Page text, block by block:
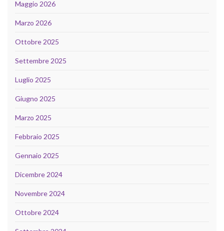
Maggio 2026
Marzo 2026
Ottobre 2025
Settembre 2025
Luglio 2025
Giugno 2025
Marzo 2025
Febbraio 2025
Gennaio 2025
Dicembre 2024
Novembre 2024
Ottobre 2024